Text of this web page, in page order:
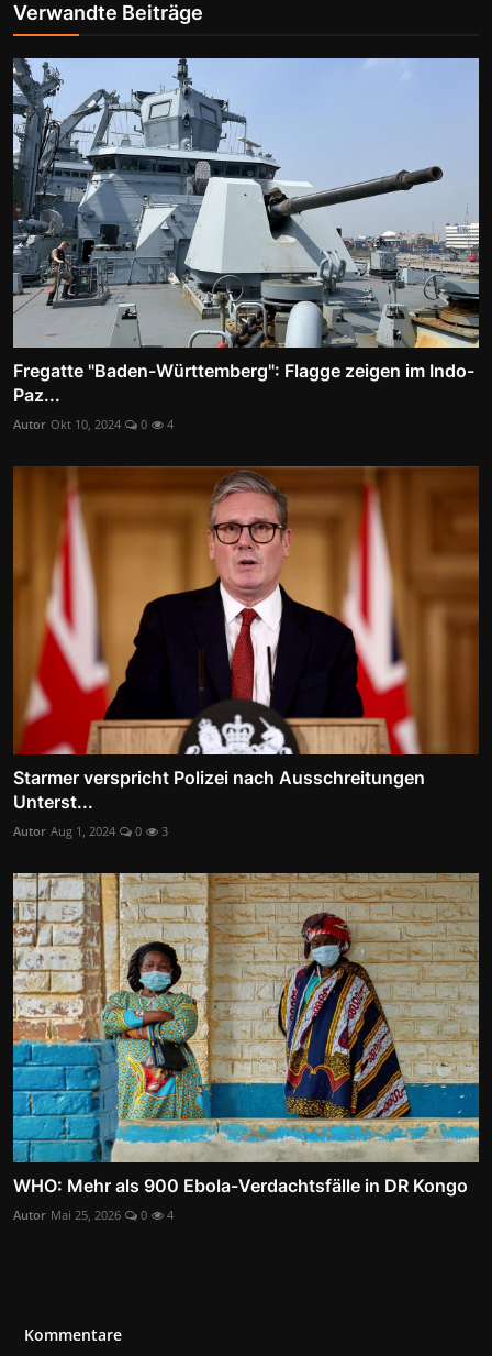
Verwandte Beiträge
Fregatte "Baden-Württemberg": Flagge zeigen im Indo-
Paz...
Autor Okt 10, 2024 0 4
Starmer verspricht Polizei nach Ausschreitungen
Unterst...
Autor Aug 1, 2024 0 3
WHO: Mehr als 900 Ebola-Verdachtsfälle in DR Kongo
Autor Mai 25, 2026 0 4
Kommentare